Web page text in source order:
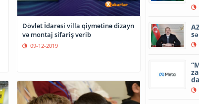
Dövlət İdarəsi villa qiymətinə dizayn
və montaj sifariş verib
09-12-2019